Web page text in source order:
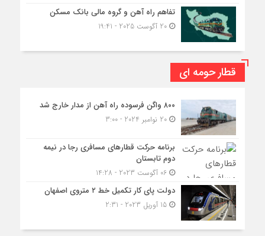
تفاهم راه آهن و گروه مالی بانک مسکن
20 آگوست 2025 - 19:41
قطار حومه ای
۸۰۰ واگن فرسوده راه آهن از مدار خارج شد
20 نوامبر 2024 - 3:00
برنامه حرکت قطارهای مسافری رجا در نیمه
دوم تابستان
06 آگوست 2023 - 14:28
دولت پای کار تکمیل خط ۲ متروی اصفهان
15 آوریل 2023 - 2:31